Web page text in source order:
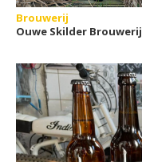
Brouwerij
Ouwe Skilder Brouwerij